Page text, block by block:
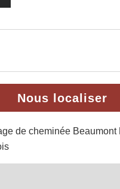
Nous localiser
de cheminée Beaumont